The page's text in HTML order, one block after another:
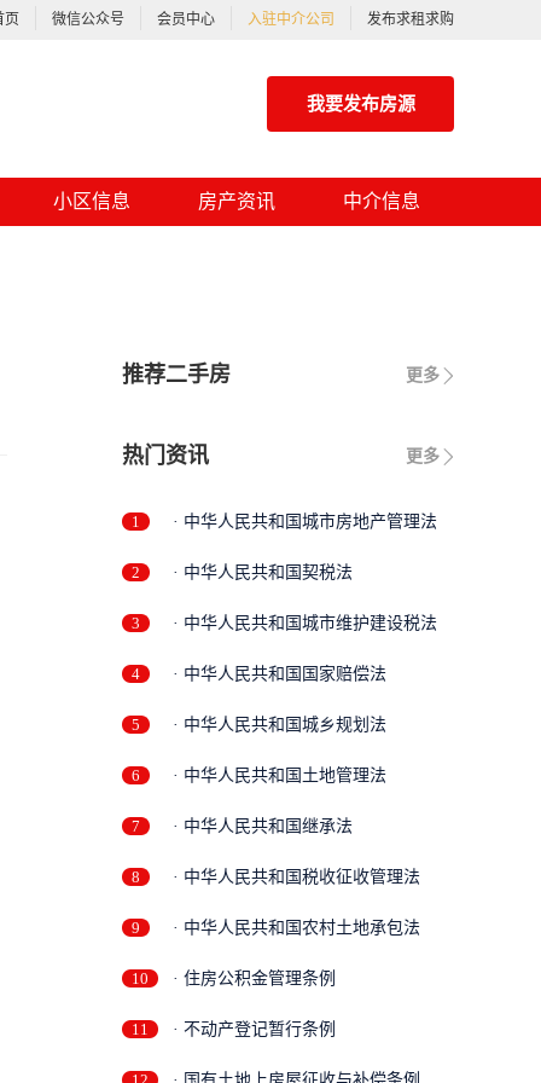
页 微信公众号 会员中心 入驻中介公司 发布求租求购
我要发布房源
小区信息 房产资讯 中介信息
更多
推荐二手房
更多
热门资讯
1 · 中华人民共和国城市房地产管理法
2 · 中华人民共和国契税法
3 · 中华人民共和国城市维护建设税法
4 · 中华人民共和国国家赔偿法
5 · 中华人民共和国城乡规划法
6 · 中华人民共和国土地管理法
7 · 中华人民共和国继承法
8 · 中华人民共和国税收征收管理法
9 · 中华人民共和国农村土地承包法
10 · 住房公积金管理条例
11 · 不动产登记暂行条例